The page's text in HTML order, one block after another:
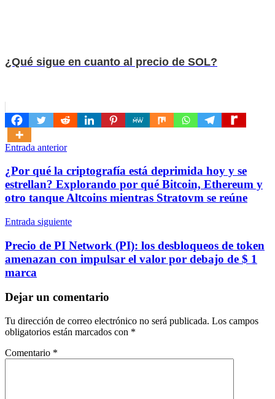
¿Qué sigue en cuanto al precio de SOL?
Navegación
de
entradas
Entrada anterior
¿Por qué la criptografía está deprimida hoy y se
estrellan? Explorando por qué Bitcoin, Ethereum y
otro tanque Altcoins mientras Stratovm se reúne
Entrada siguiente
Precio de PI Network (PI): los desbloqueos de token
amenazan con impulsar el valor por debajo de $ 1
marca
Dejar un comentario
Tu dirección de correo electrónico no será publicada. Los campos
obligatorios están marcados con *
Comentario *